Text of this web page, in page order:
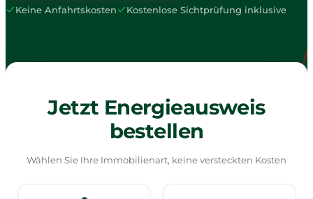
nachweisbaren römischen Siedlungsspuren, war
Keine Anfahrtskosten Kostenlose Sichtprüfung inklusive
Jetzt Energieausweis
bestellen
Wählen Sie Ihre Immobilienart, keine versteckten Kosten